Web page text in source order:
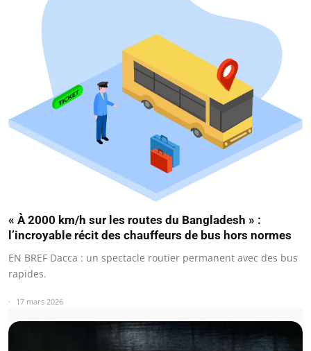
« À 2000 km/h sur les routes du Bangladesh » :
l’incroyable récit des chauffeurs de bus hors normes
EN BREF Dacca : un spectacle routier permanent avec des bus
rapides.
17 mars 2026